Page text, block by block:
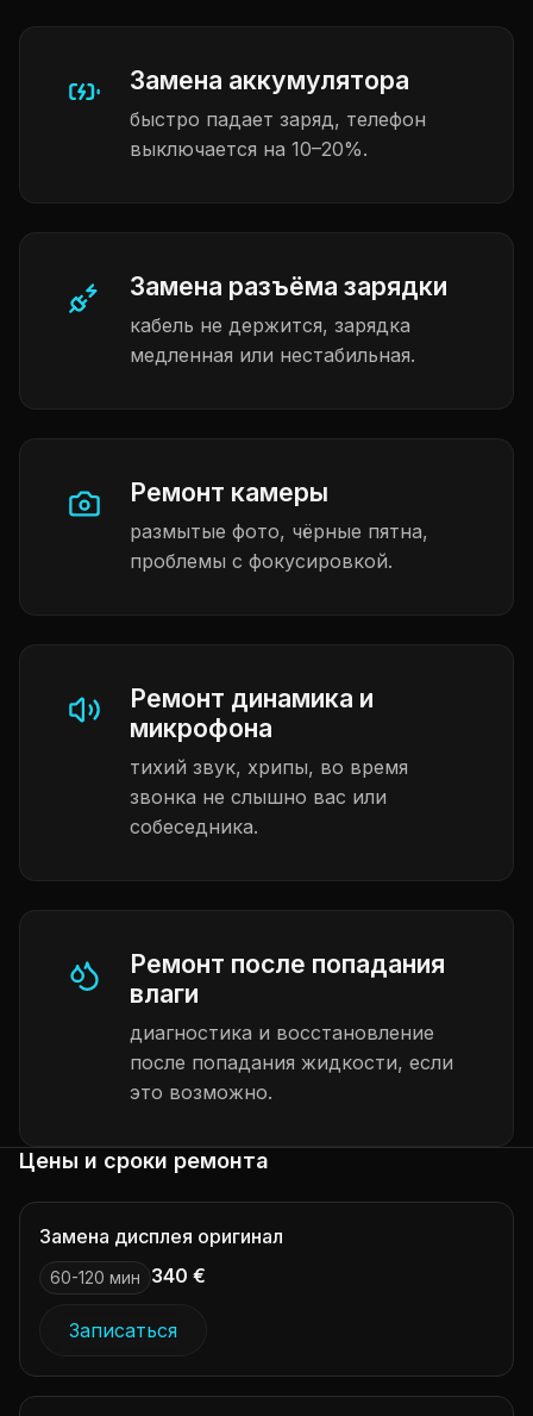
Замена аккумулятора
быстро падает заряд, телефон
выключается на 10–20%.
Замена разъёма зарядки
кабель не держится, зарядка
медленная или нестабильная.
Ремонт камеры
размытые фото, чёрные пятна,
проблемы с фокусировкой.
Ремонт динамика и
микрофона
тихий звук, хрипы, во время
звонка не слышно вас или
собеседника.
Ремонт после попадания
влаги
диагностика и восстановление
после попадания жидкости, если
это возможно.
Цены и сроки ремонта
Замена дисплея оригинал
60-120 мин 340 €
Записаться